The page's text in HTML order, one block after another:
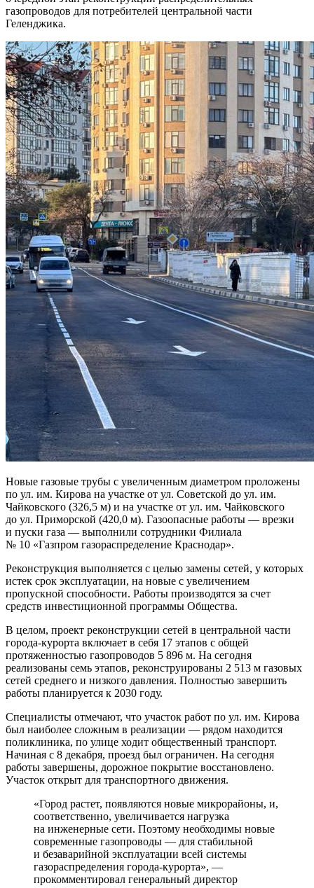
газопроводов для потребителей центральной части
Геленджика.
Новые газовые трубы с увеличенным диаметром проложены
по ул. им. Кирова на участке от ул. Советской до ул. им.
Чайковского (326,5 м) и на участке от ул. им. Чайковского
до ул. Приморской (420,0 м). Газоопасные работы — врезки
и пуски газа — выполнили сотрудники Филиала
№ 10 «Газпром газораспределение Краснодар».
Реконструкция выполняется с целью замены сетей, у которых
истек срок эксплуатации, на новые с увеличением
пропускной способности. Работы производятся за счет
средств инвестиционной программы Общества.
В целом, проект реконструкции сетей в центральной части
города-курорта включает в себя 17 этапов с общей
протяженностью газопроводов 5 896 м. На сегодня
реализованы семь этапов, реконструированы 2 513 м газовых
сетей среднего и низкого давления. Полностью завершить
работы планируется к 2030 году.
Специалисты отмечают, что участок работ по ул. им. Кирова
был наиболее сложным в реализации — рядом находится
поликлиника, по улице ходит общественный транспорт.
Начиная с 8 декабря, проезд был ограничен. На сегодня
работы завершены, дорожное покрытие восстановлено.
Участок открыт для транспортного движения.
«Город растет, появляются новые микрорайоны, и,
соответственно, увеличивается нагрузка
на инженерные сети. Поэтому необходимы новые
современные газопроводы — для стабильной
и безаварийной эксплуатации всей системы
газораспределения города-курорта», —
прокомментировал генеральный директор